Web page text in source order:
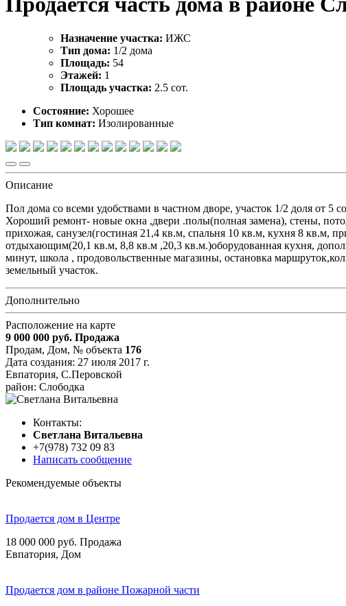
Назначение участка: ИЖС
Тип дома: 1/2 дома
Площадь: 54
Этажей: 1
Площадь участка: 2.5 сот.
Состояние: Хорошее
Тип комнат: Изолированные
Описание
Пол дома со всеми удобствами в частном дворе, участок 1/2 доля от 5
Хороший ремонт- новые окна ,двери .полы(полная замена), стены,
прихожая, санузел(гостиная 21,4 кв.м, спальня 10 кв.м, кухня 8 кв.м,
отдыхающим(20,1 кв.м, 8,8 кв.м ,20,3 кв.м.)оборудованная кухня,
минут, школа , продовольственные магазины, остановка
земельный участок.
Дополнительно
Расположение на карте
9 000 000 руб. Продажа
Продам, Дом, № объекта 176
Дата создания: 27 июля 2017 г.
Евпатория, С.Перовской
район: Слободка
Контакты:
Cветлана Витальевна
+7(978) 732 09 83
Написать сообщение
Рекомендуемые объекты
Продается дом в Центре
18 000 000 руб. Продажа
Евпатория, Дом
Продается дом в районе Пожарной части